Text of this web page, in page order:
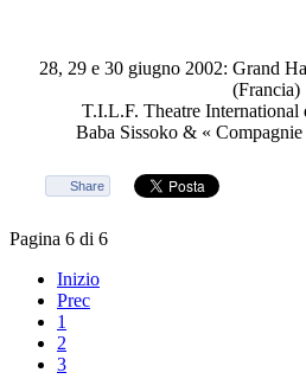
28, 29 e 30 giugno 2002: Grand
(Francia)
T.I.L.F. Theatre International
Baba Sissoko & « Compagnie
Share
Pagina 6 di 6
Inizio
Prec
1
2
3